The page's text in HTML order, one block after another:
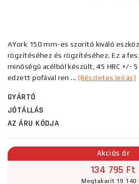
AYork 150 mm-es szorító kiváló
rögzítéséhez és rögzítéséhez. Ez a
minőségű acélból készült, 45 HRC +/-
edzett pofával ren ...(Részletes leírás)
GYÁRTÓ
JÓTÁLLÁS
AZ ÁRU KÓDJA
Akciós ár
134 795 Ft
Megtakarít 19 140